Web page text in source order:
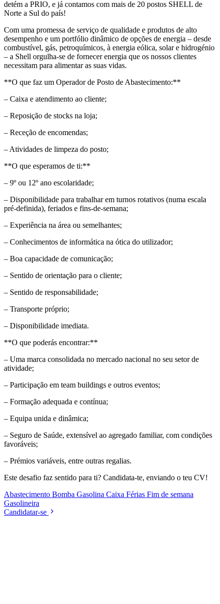
detém a PRIO, e já contamos com mais de 20 postos SHELL de
Norte a Sul do país!
Com uma promessa de serviço de qualidade e produtos de alto
desempenho e um portfólio dinâmico de opções de energia – desde
combustível, gás, petroquímicos, à energia eólica, solar e hidrogénio
– a Shell orgulha-se de fornecer energia que os nossos clientes
necessitam para alimentar as suas vidas.
**O que faz um Operador de Posto de Abastecimento:**
– Caixa e atendimento ao cliente;
– Reposição de stocks na loja;
– Receção de encomendas;
– Atividades de limpeza do posto;
**O que esperamos de ti:**
– 9º ou 12º ano escolaridade;
– Disponibilidade para trabalhar em turnos rotativos (numa escala
pré-definida), feriados e fins-de-semana;
– Experiência na área ou semelhantes;
– Conhecimentos de informática na ótica do utilizador;
– Boa capacidade de comunicação;
– Sentido de orientação para o cliente;
– Sentido de responsabilidade;
– Transporte próprio;
– Disponibilidade imediata.
**O que poderás encontrar:**
– Uma marca consolidada no mercado nacional no seu setor de
atividade;
– Participação em team buildings e outros eventos;
– Formação adequada e contínua;
– Equipa unida e dinâmica;
– Seguro de Saúde, extensível ao agregado familiar, com condições
favoráveis;
– Prémios variáveis, entre outras regalias.
Este desafio faz sentido para ti? Candidata-te, enviando o teu CV!
Abastecimento Bomba Gasolina Caixa Férias Fim de semana
Gasolineira
Candidatar-se